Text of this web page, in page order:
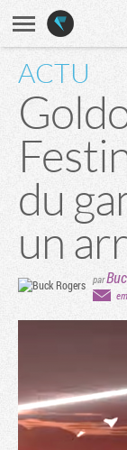
ACTU
du
un
par